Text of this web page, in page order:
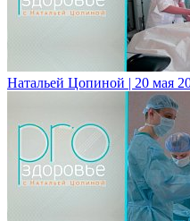
Натальей Цопиной | 20 мая